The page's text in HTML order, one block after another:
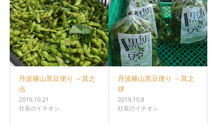
丹波篠山黒豆便り ～其之
伍
2019.10.21
社長のイチオシ
丹波篠山黒豆便り ～其之
肆
2019.10.8
社長のイチオシ